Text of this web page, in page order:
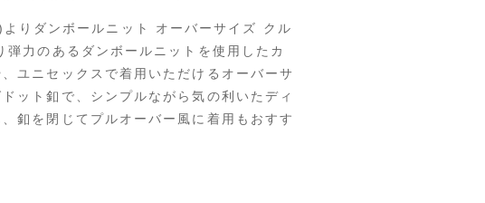
りダンボールニット オーバーサイズ クル
力のあるダンボールニットを使用したカ
ユニセックスで着用いただけるオーバーサ
ット釦で、シンプルながら気の利いたディ
釦を閉じてプルオーバー風に着用もおすす